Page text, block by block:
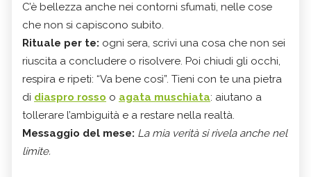
C’è bellezza anche nei contorni sfumati, nelle cose
che non si capiscono subito.
Rituale per te: ogni sera, scrivi una cosa che non sei
riuscita a concludere o risolvere. Poi chiudi gli occhi,
respira e ripeti: “Va bene così”. Tieni con te una pietra
di diaspro rosso o agata muschiata: aiutano a
tollerare l’ambiguità e a restare nella realtà.
Messaggio del mese: La mia verità si rivela anche nel
limite.